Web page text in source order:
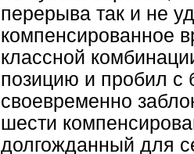
перерыва так и не
компенсированное
классной
позицию и пробил с
своевременно
шести
долгожданный для